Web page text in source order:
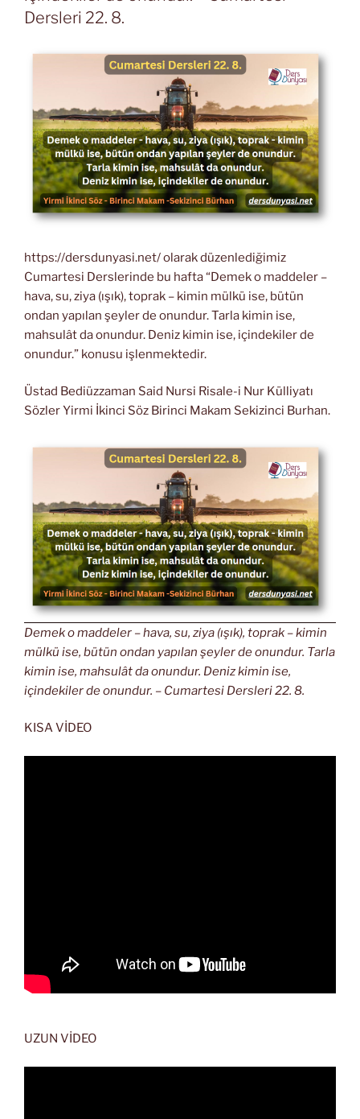
Dersleri 22. 8.
https://dersdunyasi.net/ olarak düzenlediğimiz
Cumartesi Derslerinde bu hafta “Demek o maddeler –
hava, su, ziya (ışık), toprak – kimin mülkü ise, bütün
ondan yapılan şeyler de onundur. Tarla kimin ise,
mahsulât da onundur. Deniz kimin ise, içindekiler de
onundur.” konusu işlenmektedir.
Üstad Bediüzzaman Said Nursi Risale-i Nur Külliyatı
Sözler Yirmi İkinci Söz Birinci Makam Sekizinci Burhan.
Demek o maddeler – hava, su, ziya (ışık), toprak – kimin
mülkü ise, bütün ondan yapılan şeyler de onundur. Tarla
kimin ise, mahsulât da onundur. Deniz kimin ise,
içindekiler de onundur. – Cumartesi Dersleri 22. 8.
KISA VİDEO
UZUN VİDEO